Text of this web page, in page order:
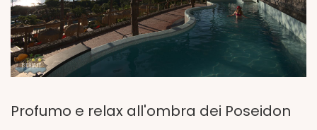
Profumo e relax all'ombra dei Poseidon